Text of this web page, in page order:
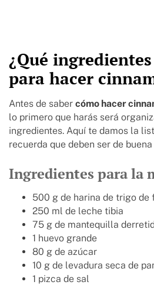
¿Qué
para hacer
Antes de saber cómo hacer
lo primero que harás será
ingredientes. Aquí te damos la
recuerda que deben ser de
Ingredientes para la
500 g de harina de trigo de
250 ml de leche tibia
75 g de mantequilla
1 huevo grande
80 g de azúcar
10 g de levadura seca de
1 pizca de sal